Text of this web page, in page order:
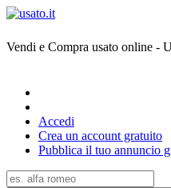
Vendi e Compra usato online -
Accedi
Crea un account gratuito
Pubblica il tuo annuncio